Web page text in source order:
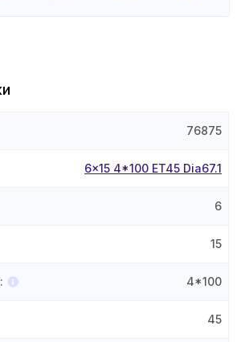
76875
6x15 4*100 ET45 Dia67.1
6
15
: 4*100
45